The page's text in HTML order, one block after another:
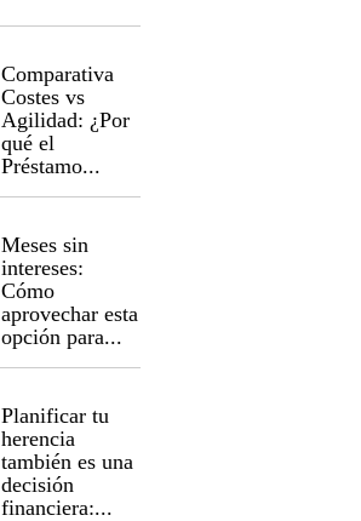
Comparativa
Costes vs
Agilidad: ¿Por
qué el
Préstamo...
Meses sin
intereses:
Cómo
aprovechar esta
opción para...
Planificar tu
herencia
también es una
decisión
financiera:...